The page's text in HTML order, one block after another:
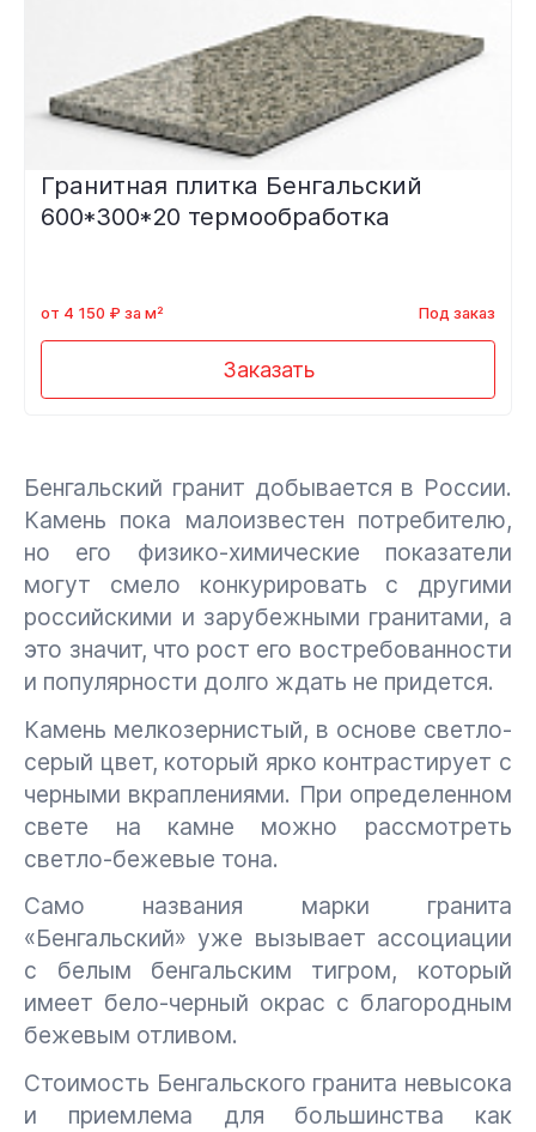
Гранитная плитка Бенгальский
600*300*20 термообработка
от 4 150 ₽ за м² Под заказ
Заказать
Бенгальский гранит добывается в России.
Камень пока малоизвестен потребителю,
но его физико-химические показатели
могут смело конкурировать с другими
российскими и зарубежными гранитами, а
это значит, что рост его востребованности
и популярности долго ждать не придется.
Камень мелкозернистый, в основе светло-
серый цвет, который ярко контрастирует с
черными вкраплениями. При определенном
свете на камне можно рассмотреть
светло-бежевые тона.
Само названия марки гранита
«Бенгальский» уже вызывает ассоциации
с белым бенгальским тигром, который
имеет бело-черный окрас с благородным
бежевым отливом.
Стоимость Бенгальского гранита невысока
и приемлема для большинства как